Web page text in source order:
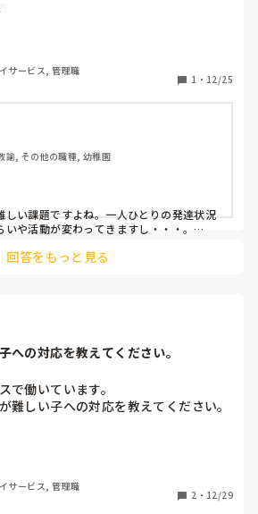
。
ます。
サービス, 管理職
1 ・ 12/25
諭, その他の職種, 幼稚園
しい課題ですよね。一人ひとりの発達状況
いや活動が変わってきますし・・・。
自閉傾向にあります。課題は１日を楽しく
ないかはその子次第です。
うとしてくれたらとても嬉しいし、それ
回答をもっと見る
への対応を教えてください。
で働いています。
難しい子への対応を教えてください。
集団活動へ参加が難しく同じ場にいら
、どんなことをしていますか？
ただきたく、よろしくお願いします。
サービス, 管理職
2 ・ 12/29